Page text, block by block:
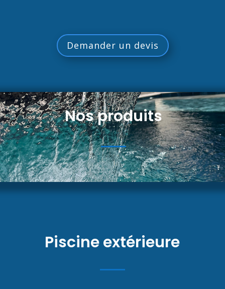
Demander un devis
Nos produits
Piscine extérieure